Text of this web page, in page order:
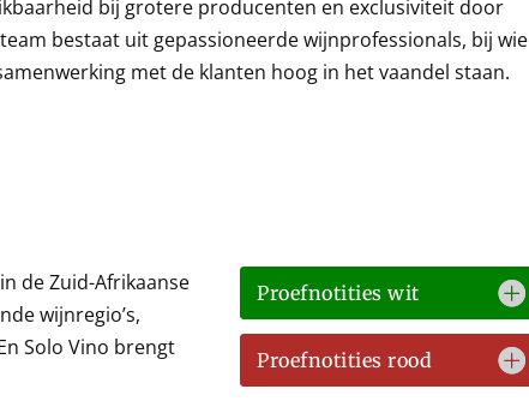
bij grotere producenten en exclusiviteit door
bestaat uit gepassioneerde wijnprofessionals, bij wie
met de klanten hoog in het vaandel staan.
de Zuid-Afrikaanse
wijnregio’s,
Solo Vino brengt
Proefnotities wit
Proefnotities rood